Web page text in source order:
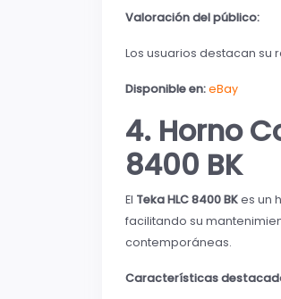
Valoración del público:
Los usuarios destacan su
Disponible en:eBay
4. Horno
8400 BK
El Teka HLC 8400 BKes un
facilitando su
contemporáneas.
Características